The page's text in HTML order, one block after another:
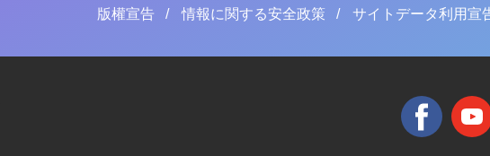
版權宣告 情報に関する安全政策 サイトデータ利用宣